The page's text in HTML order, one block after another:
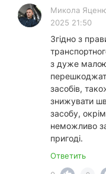
Микола
2025 21:50
Згідно з
з дуже
засобів,
знижувати
засобу,
неможливо
пригоді.
Ответить